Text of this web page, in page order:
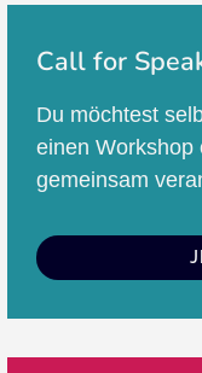
Call for
Du möchtest
einen Workshop
gemeinsam